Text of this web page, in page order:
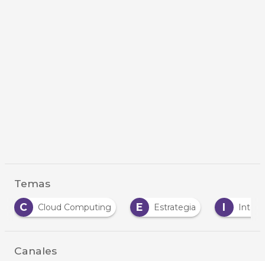
Temas
C
Cloud Computing E Estrategia I
Canales